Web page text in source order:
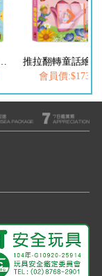
會員價:$173